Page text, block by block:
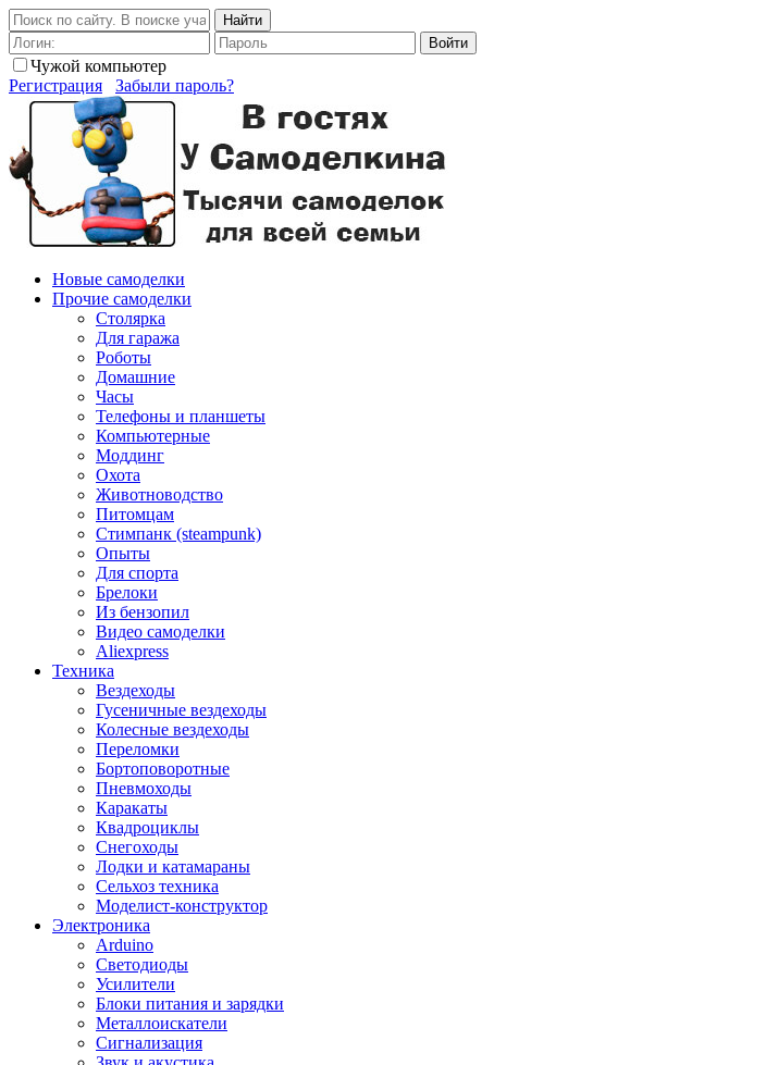
Найти
Войти
Чужой компьютер
Регистрация
Забыли пароль?
Новые самоделки
Прочие самоделки
Столярка
Для гаража
Роботы
Домашние
Часы
Телефоны и планшеты
Компьютерные
Моддинг
Охота
Животноводство
Питомцам
Стимпанк (steampunk)
Опыты
Для спорта
Брелоки
Из бензопил
Видео самоделки
Aliexpress
Техника
Вездеходы
Гусеничные вездеходы
Колесные вездеходы
Переломки
Бортоповоротные
Пневмоходы
Каракаты
Квадроциклы
Снегоходы
Лодки и катамараны
Сельхоз техника
Моделист-конструктор
Электроника
Arduino
Светодиоды
Усилители
Блоки питания и зарядки
Металлоискатели
Сигнализация